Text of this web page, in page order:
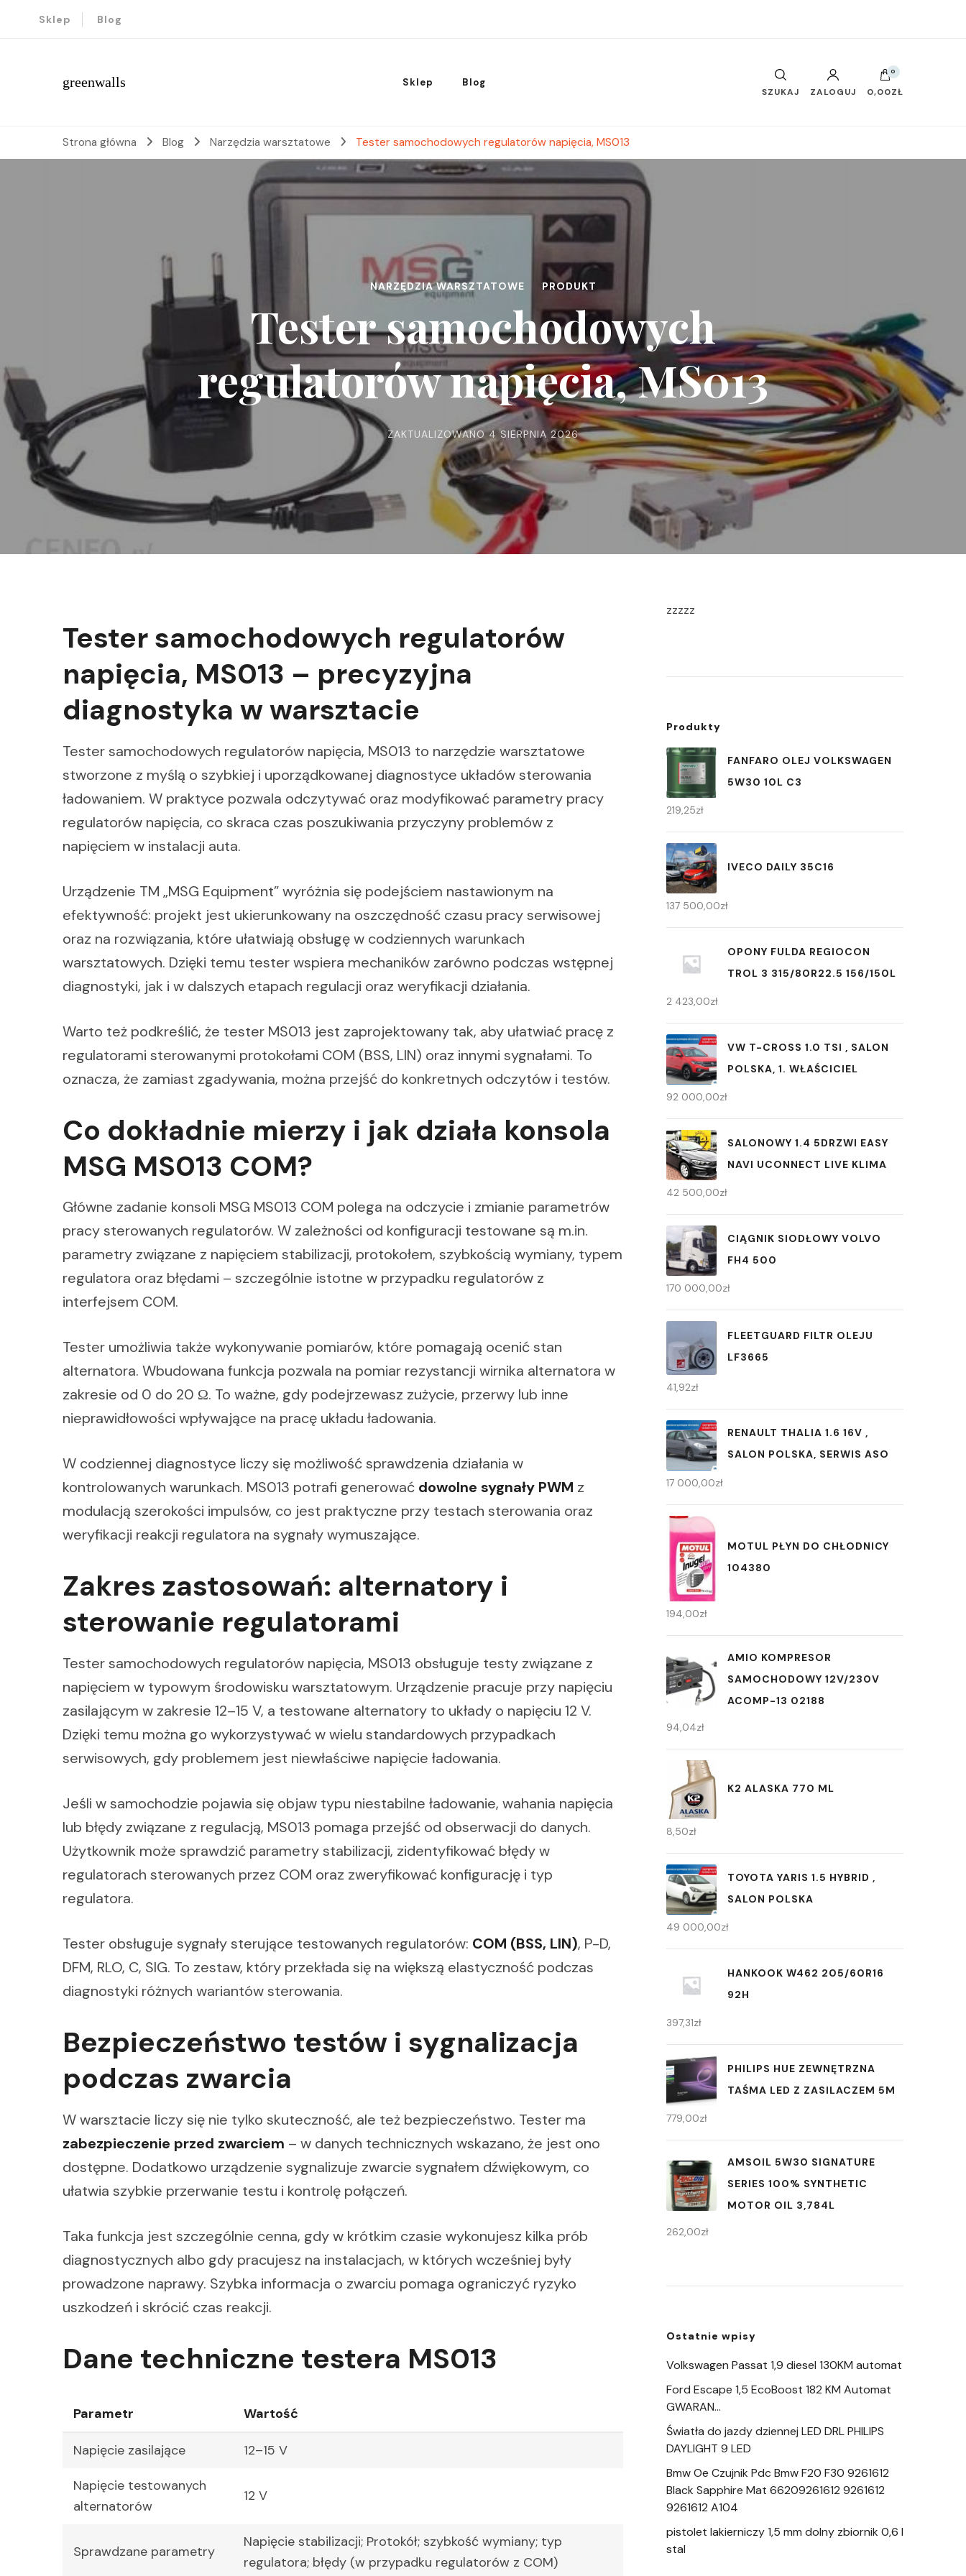
Sklep Blog
greenwalls Sklep Blog
SZUKAJ ZALOGUJ
0
0,00ZŁ
Strona główna Blog Narzędzia warsztatowe Tester samochodowych regulatorów napięcia, MS013
NARZĘDZIA WARSZTATOWE PRODUKT
Tester samochodowych
regulatorów napięcia, MS013
ZAKTUALIZOWANO4 SIERPNIA 2026
Tester samochodowych regulatorów
napięcia, MS013 – precyzyjna
diagnostyka w warsztacie
Tester samochodowych regulatorów napięcia, MS013 to narzędzie warsztatowe
stworzone z myślą o szybkiej i uporządkowanej diagnostyce układów sterowania
ładowaniem. W praktyce pozwala odczytywać oraz modyfikować parametry pracy
regulatorów napięcia, co skraca czas poszukiwania przyczyny problemów z
napięciem w instalacji auta.
Urządzenie TM „MSG Equipment” wyróżnia się podejściem nastawionym na
efektywność: projekt jest ukierunkowany na oszczędność czasu pracy serwisowej
oraz na rozwiązania, które ułatwiają obsługę w codziennych warunkach
warsztatowych. Dzięki temu tester wspiera mechaników zarówno podczas wstępnej
diagnostyki, jak i w dalszych etapach regulacji oraz weryfikacji działania.
Warto też podkreślić, że tester MS013 jest zaprojektowany tak, aby ułatwiać pracę z
regulatorami sterowanymi protokołami COM (BSS, LIN) oraz innymi sygnałami. To
oznacza, że zamiast zgadywania, można przejść do konkretnych odczytów i testów.
Co dokładnie mierzy i jak działa konsola
MSG MS013 COM?
Główne zadanie konsoli MSG MS013 COM polega na odczycie i zmianie parametrów
pracy sterowanych regulatorów. W zależności od konfiguracji testowane są m.in.
parametry związane z napięciem stabilizacji, protokołem, szybkością wymiany, typem
regulatora oraz błędami – szczególnie istotne w przypadku regulatorów z
interfejsem COM.
Tester umożliwia także wykonywanie pomiarów, które pomagają ocenić stan
alternatora. Wbudowana funkcja pozwala na pomiar rezystancji wirnika alternatora w
zakresie od 0 do 20 Ω. To ważne, gdy podejrzewasz zużycie, przerwy lub inne
nieprawidłowości wpływające na pracę układu ładowania.
W codziennej diagnostyce liczy się możliwość sprawdzenia działania w
kontrolowanych warunkach. MS013 potrafi generować dowolne sygnały PWM z
modulacją szerokości impulsów, co jest praktyczne przy testach sterowania oraz
weryfikacji reakcji regulatora na sygnały wymuszające.
Zakres zastosowań: alternatory i
sterowanie regulatorami
Tester samochodowych regulatorów napięcia, MS013 obsługuje testy związane z
napięciem w typowym środowisku warsztatowym. Urządzenie pracuje przy napięciu
zasilającym w zakresie 12–15 V, a testowane alternatory to układy o napięciu 12 V.
Dzięki temu można go wykorzystywać w wielu standardowych przypadkach
serwisowych, gdy problemem jest niewłaściwe napięcie ładowania.
Jeśli w samochodzie pojawia się objaw typu niestabilne ładowanie, wahania napięcia
lub błędy związane z regulacją, MS013 pomaga przejść od obserwacji do danych.
Użytkownik może sprawdzić parametry stabilizacji, zidentyfikować błędy w
regulatorach sterowanych przez COM oraz zweryfikować konfigurację i typ
regulatora.
Tester obsługuje sygnały sterujące testowanych regulatorów: COM (BSS, LIN), P-D,
DFM, RLO, C, SIG. To zestaw, który przekłada się na większą elastyczność podczas
diagnostyki różnych wariantów sterowania.
Bezpieczeństwo testów i sygnalizacja
podczas zwarcia
W warsztacie liczy się nie tylko skuteczność, ale też bezpieczeństwo. Tester ma
zabezpieczenie przed zwarciem – w danych technicznych wskazano, że jest ono
dostępne. Dodatkowo urządzenie sygnalizuje zwarcie sygnałem dźwiękowym, co
ułatwia szybkie przerwanie testu i kontrolę połączeń.
Taka funkcja jest szczególnie cenna, gdy w krótkim czasie wykonujesz kilka prób
diagnostycznych albo gdy pracujesz na instalacjach, w których wcześniej były
prowadzone naprawy. Szybka informacja o zwarciu pomaga ograniczyć ryzyko
uszkodzeń i skrócić czas reakcji.
Dane techniczne testera MS013
Parametr Wartość
Napięcie zasilające 12–15 V
Napięcie testowanych
alternatorów
12 V
Sprawdzane parametry
Napięcie stabilizacji; Protokół; szybkość wymiany; typ
regulatora; błędy (w przypadku regulatorów z COM)
zzzzz
Produkty
FANFARO OLEJ VOLKSWAGEN
5W30 10L C3
219,25zł
IVECO DAILY 35C16
137 500,00zł
OPONY FULDA REGIOCON
TROL 3 315/80R22.5 156/150L
2 423,00zł
VW T-CROSS 1.0 TSI , SALON
POLSKA, 1. WŁAŚCICIEL
92 000,00zł
SALONOWY 1.4 5DRZWI EASY
NAVI UCONNECT LIVE KLIMA
42 500,00zł
CIĄGNIK SIODŁOWY VOLVO
FH4 500
170 000,00zł
FLEETGUARD FILTR OLEJU
LF3665
41,92zł
RENAULT THALIA 1.6 16V ,
SALON POLSKA, SERWIS ASO
17 000,00zł
MOTUL PŁYN DO CHŁODNICY
104380
194,00zł
AMIO KOMPRESOR
SAMOCHODOWY 12V/230V
ACOMP-13 02188
94,04zł
K2 ALASKA 770 ML
8,50zł
TOYOTA YARIS 1.5 HYBRID ,
SALON POLSKA
49 000,00zł
HANKOOK W462 205/60R16
92H
397,31zł
PHILIPS HUE ZEWNĘTRZNA
TAŚMA LED Z ZASILACZEM 5M
779,00zł
AMSOIL 5W30 SIGNATURE
SERIES 100% SYNTHETIC
MOTOR OIL 3,784L
262,00zł
Ostatnie wpisy
Volkswagen Passat 1,9 diesel 130KM automat
Ford Escape 1,5 EcoBoost 182 KM Automat
GWARAN…
Światła do jazdy dziennej LED DRL PHILIPS
DAYLIGHT 9 LED
Bmw Oe Czujnik Pdc Bmw F20 F30 9261612
Black Sapphire Mat 66209261612 9261612
9261612 A104
pistolet lakierniczy 1,5 mm dolny zbiornik 0,6 l
stal